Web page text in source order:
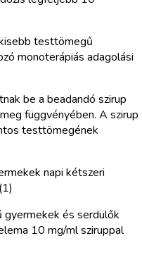
testtömegű
monoterápiás adagolási
be a beadandó szirup
függvényében. A szirup
testtömegének
napi kétszeri
és serdülők
10 mg/ml sziruppal